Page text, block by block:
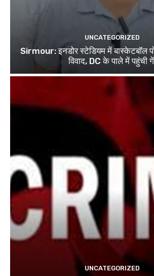
UNCATEGORIZED
Sirmour: इनडोर स्टेडियम में बास्केटबॉल
विवाद, DC के पाले में पहुंची
UNCATEGORIZED